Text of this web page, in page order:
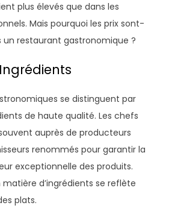
plus élevés que dans les
Mais pourquoi les prix sont-
un restaurant gastronomique ?
se distinguent par
de haute qualité. Les chefs
auprès de producteurs
renommés pour garantir la
exceptionnelle des produits.
d’ingrédients se reflète
plats.